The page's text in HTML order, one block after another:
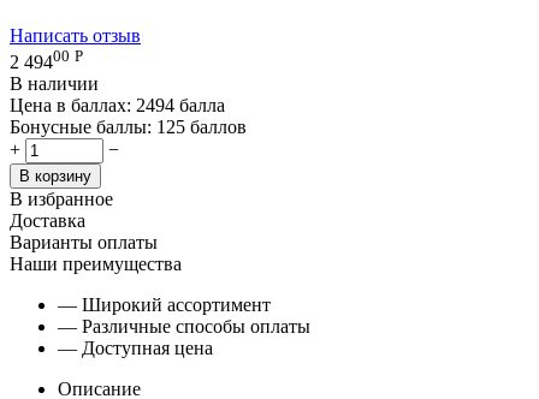
Написать отзыв
2 49400 Р
В наличии
Цена в баллах: 2494 балла
Бонусные баллы: 125 баллов
+
−
В корзину
В избранное
Доставка
Варианты оплаты
Наши преимущества
— Широкий ассортимент
— Различные способы оплаты
— Доступная цена
Описание